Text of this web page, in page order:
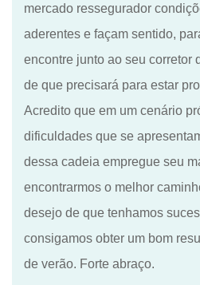
mercado ressegurador
aderentes e façam sentido,
encontre junto ao seu corretor
de que precisará para estar
Acredito que em um cenário
dificuldades que se
dessa cadeia empregue seu
encontrarmos o melhor
desejo de que tenhamos
consigamos obter um bom
de verão. Forte abraço.